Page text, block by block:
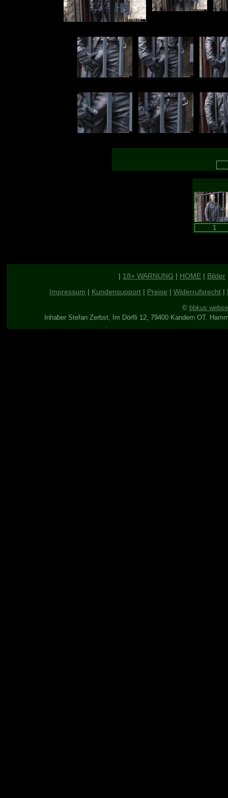
| 18+ WARNUNG | HOME | Bilder
Impressum | Kundensupport | Preise | Widerrufsrecht |
© bbkus
Inhaber Stefan Zerbst, Im Dörfli 12, 79400 Kandern OT.